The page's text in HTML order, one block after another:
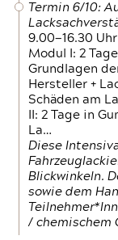
Termin 6/10:
9.00—16.30 Uhr
Modul I: 2
Grundlagen
Hersteller +
Schäden am
II: 2 Tage in
La…
Diese
Blickwinkeln.
sowie dem
/ chemischem